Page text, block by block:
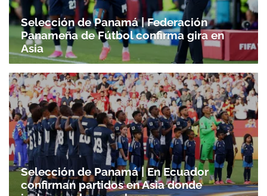
Selección de Panamá | Federación
Panameña de Fútbol confirma gira en
Asia
Selección de Panamá | En Ecuador
confirman partidos en Asia donde